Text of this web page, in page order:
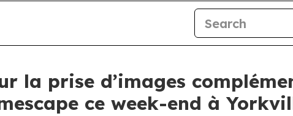
la prise d’images
ce week-end à